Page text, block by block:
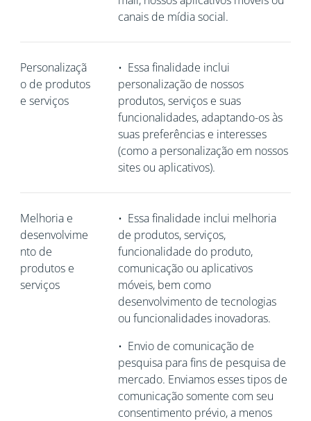
canais de mídia social.
Personalizaçã
o de produtos
e serviços
• Essa finalidade inclui
personalização de nossos
produtos, serviços e suas
funcionalidades, adaptando-os às
suas preferências e interesses
(como a personalização em nossos
sites ou aplicativos).
Melhoria e
desenvolvime
nto de
produtos e
serviços
• Essa finalidade inclui melhoria
de produtos, serviços,
funcionalidade do produto,
comunicação ou aplicativos
móveis, bem como
desenvolvimento de tecnologias
ou funcionalidades inovadoras.
• Envio de comunicação de
pesquisa para fins de pesquisa de
mercado. Enviamos esses tipos de
comunicação somente com seu
consentimento prévio, a menos